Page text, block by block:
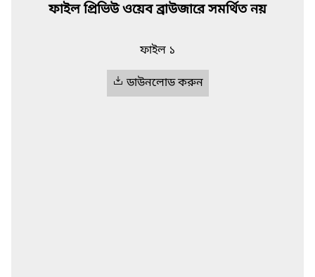
ফাইল প্রিভিউ ওয়েব ব্রাউজারে সমর্থিত নয়
ফাইল ১
ডাউনলোড করুন